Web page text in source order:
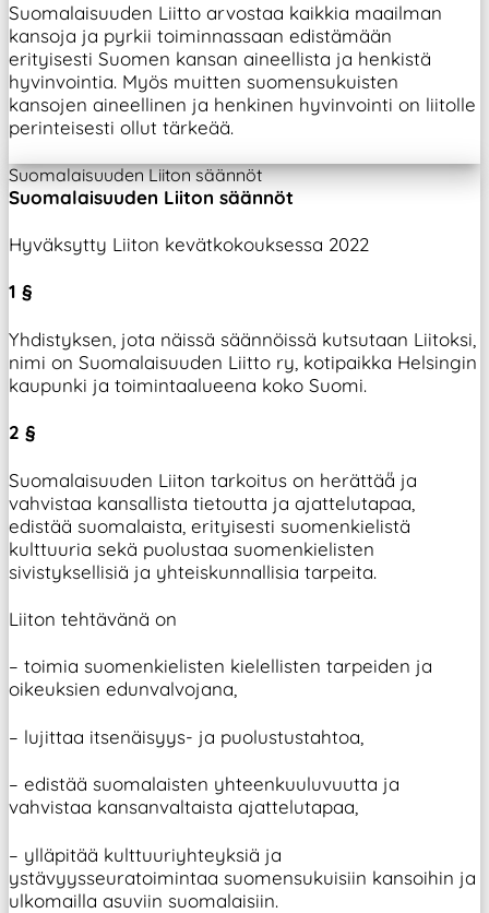
Suomalaisuuden Liitto arvostaa kaikkia maailman
kansoja ja pyrkii toiminnassaan edistämään
erityisesti Suomen kansan aineellista ja henkistä
hyvinvointia. Myös muitten suomensukuisten
kansojen aineellinen ja henkinen hyvinvointi on liitolle
perinteisesti ollut tärkeää.
Suomalaisuuden Liiton säännöt
Suomalaisuuden Liiton säännöt
Hyväksytty Liiton kevätkokouksessa 2022
1 §
Yhdistyksen, jota näissä säännöissä kutsutaan Liitoksi,
nimi on Suomalaisuuden Liitto ry, kotipaikka Helsingin
kaupunki ja toimintaalueena koko Suomi.
2 §
Suomalaisuuden Liiton tarkoitus on herättää̈ ja
vahvistaa kansallista tietoutta ja ajattelutapaa,
edistää suomalaista, erityisesti suomenkielistä
kulttuuria sekä puolustaa suomenkielisten
sivistyksellisiä ja yhteiskunnallisia tarpeita.
Liiton tehtävänä on
– toimia suomenkielisten kielellisten tarpeiden ja
oikeuksien edunvalvojana,
– lujittaa itsenäisyys- ja puolustustahtoa,
– edistää suomalaisten yhteenkuuluvuutta ja
vahvistaa kansanvaltaista ajattelutapaa,
– ylläpitää kulttuuriyhteyksiä ja
ystävyysseuratoimintaa suomensukuisiin kansoihin ja
ulkomailla asuviin suomalaisiin.